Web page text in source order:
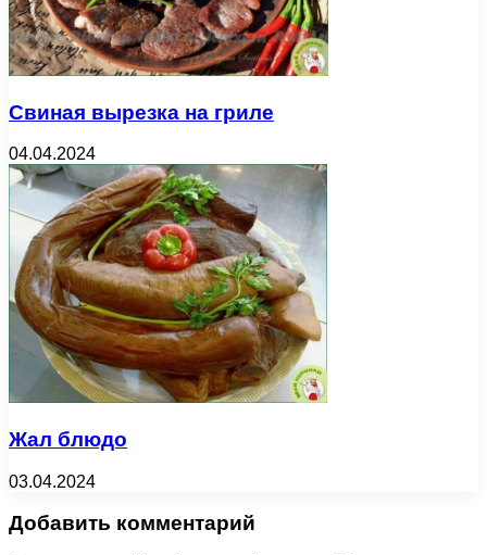
Свиная вырезка на гриле
04.04.2024
Жал блюдо
03.04.2024
Добавить комментарий